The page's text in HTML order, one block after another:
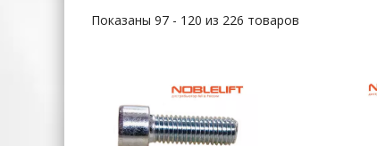
Показаны 97 - 120 из 226 товаров